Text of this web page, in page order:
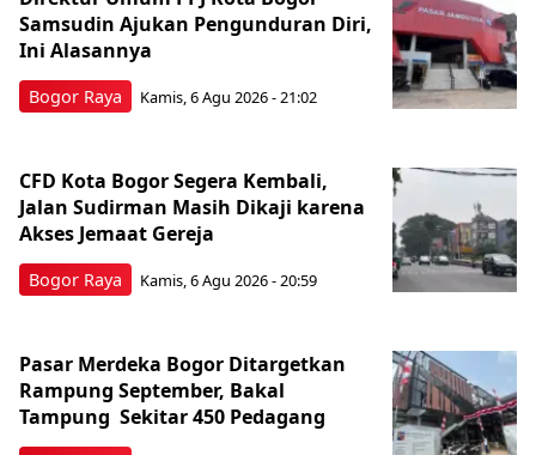
Bogor Raya
Samsudin Ajukan Pengunduran Diri,
Ini Alasannya
Kamis, 6 Agu 2026 - 21:02
Bogor Raya
CFD Kota Bogor Segera Kembali,
Jalan Sudirman Masih Dikaji karena
Akses Jemaat Gereja
Kamis, 6 Agu 2026 - 20:59
Pasar Merdeka Bogor Ditargetkan
Rampung September, Bakal
Tampung Sekitar 450 Pedagang